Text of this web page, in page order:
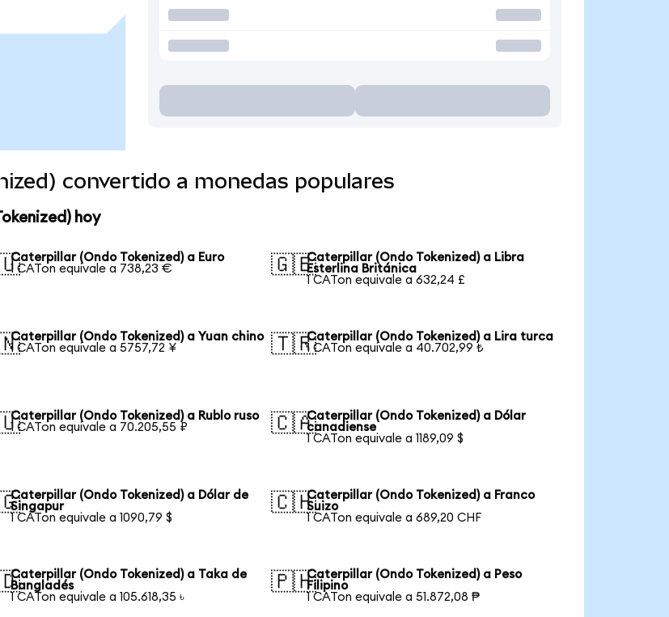
convertido a monedas populares
hoy
Caterpillar (Ondo Tokenized) a Euro
1 CATon equivale a 738,23 €
🇬🇧Caterpillar (Ondo Tokenized) a Libra
Esterlina Británica
1 CATon equivale a 632,24 £
Caterpillar (Ondo Tokenized) a Yuan chino
1 CATon equivale a 5757,72 ¥
🇹🇷Caterpillar (Ondo Tokenized) a Lira turca
1 CATon equivale a 40.702,99 ₺
Caterpillar (Ondo Tokenized) a Rublo ruso
1 CATon equivale a 70.205,55 ₽
🇨🇦Caterpillar (Ondo Tokenized) a Dólar
canadiense
1 CATon equivale a 1189,09 $
Caterpillar (Ondo Tokenized) a Dólar de
Singapur
1 CATon equivale a 1090,79 $
🇨🇭Caterpillar (Ondo Tokenized) a Franco
Suizo
1 CATon equivale a 689,20 CHF
Caterpillar (Ondo Tokenized) a Taka de
Bangladés
1 CATon equivale a 105.618,35 ৳
🇵🇭Caterpillar (Ondo Tokenized) a Peso
Filipino
1 CATon equivale a 51.872,08 ₱